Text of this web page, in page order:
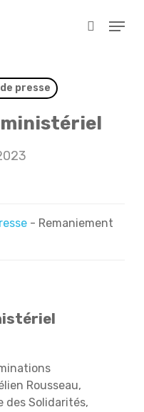
search
Menu
presse
- Remaniement
Rousseau,
des Solidarités,